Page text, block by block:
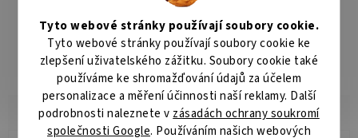
Tyto webové stránky používají soubory cookie.
Tyto webové stránky používají soubory cookie ke
zlepšení uživatelského zážitku. Soubory cookie také
používáme ke shromažďování údajů za účelem
personalizace a měření účinnosti naší reklamy. Další
podrobnosti naleznete v zásadách ochrany soukromí
společnosti Google. Používáním našich webových
Popis produktu není dostupný